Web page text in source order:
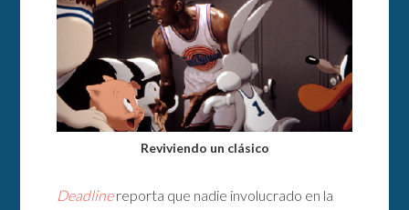
Reviviendo un clásico
Deadlinereporta que nadie involucrado en la